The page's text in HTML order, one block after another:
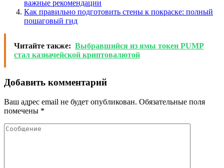
важные рекомендации
Как правильно подготовить стены к покраске: полный
пошаговый гид
Читайте также: Выбравшийся из ямы токен PUMP
стал казначейской криптовалютой
Добавить комментарий
Ваш адрес email не будет опубликован. Обязательные поля
помечены *